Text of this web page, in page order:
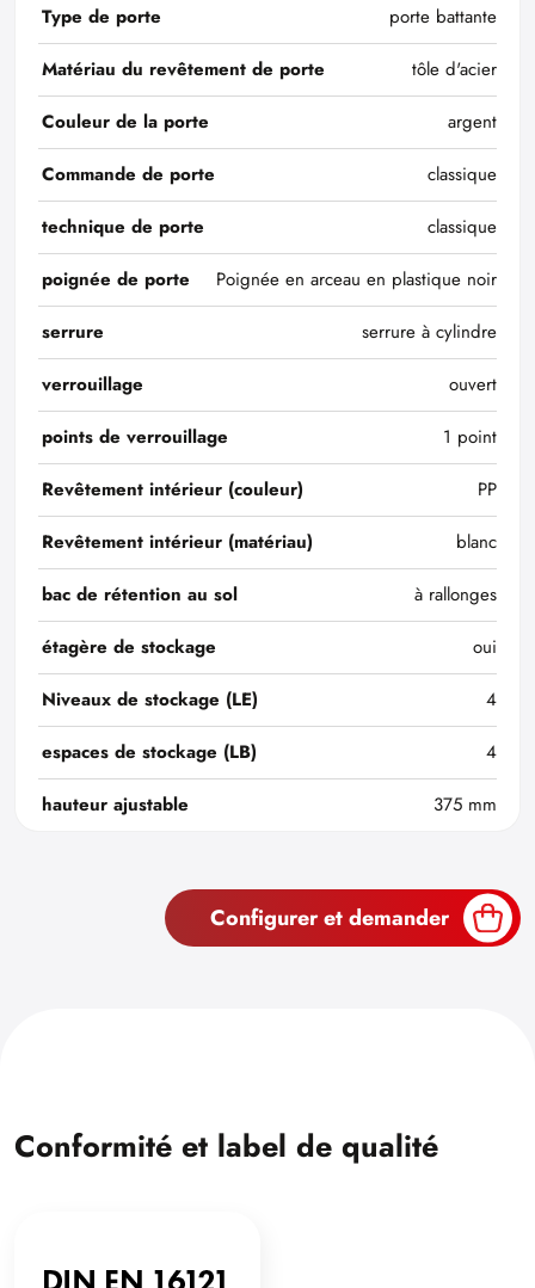
Type de porte
porte battante
Matériau du revêtement de porte
tôle d'acier
Couleur de la porte
argent
Commande de porte
classique
technique de porte
classique
poignée de porte
Poignée en arceau en plastique noir
serrure
serrure à cylindre
verrouillage
ouvert
points de verrouillage
1 point
Revêtement intérieur (couleur)
PP
Revêtement intérieur (matériau)
blanc
bac de rétention au sol
à rallonges
étagère de stockage
oui
Niveaux de stockage (LE)
4
espaces de stockage (LB)
4
hauteur ajustable
375 mm
Configurer et demander
Conformité et label de qualité